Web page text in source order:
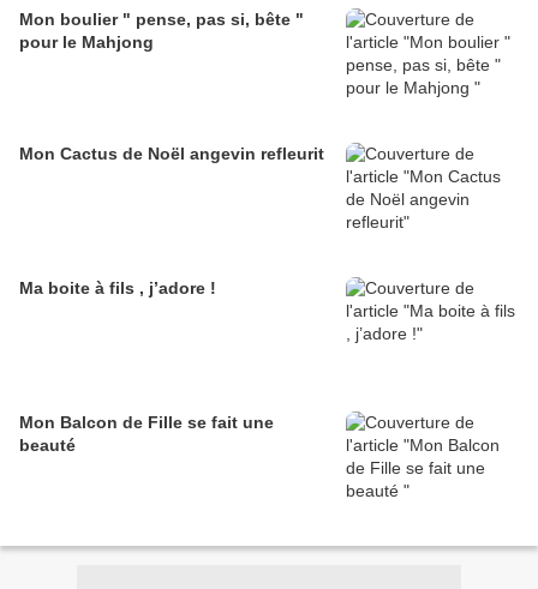
Mon boulier " pense, pas si, bête "
pour le Mahjong
Mon Cactus de Noël angevin refleurit
Ma boite à fils , j’adore !
Mon Balcon de Fille se fait une
beauté